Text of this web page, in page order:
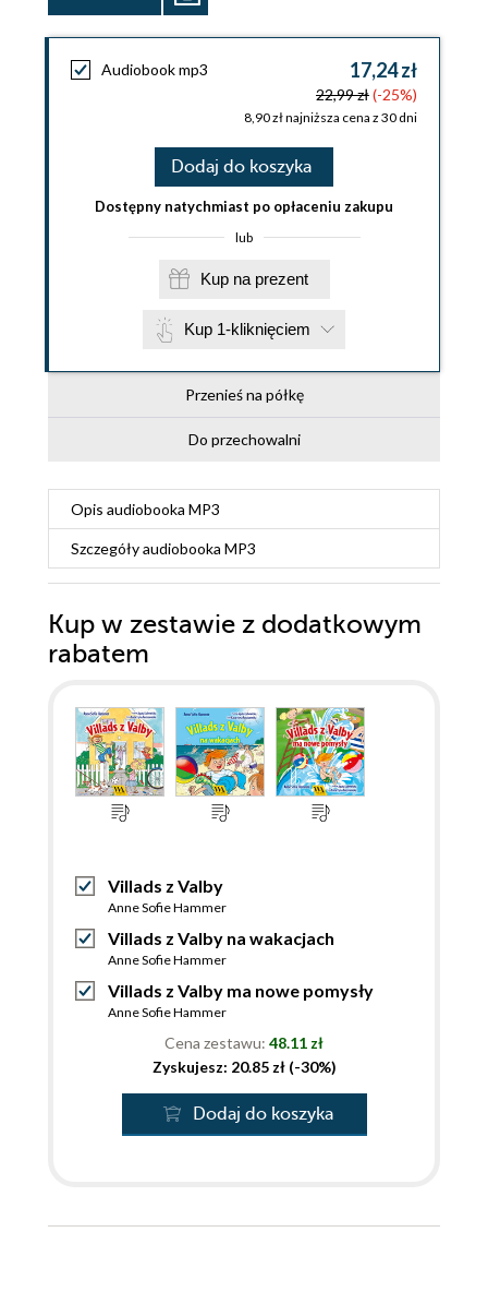
Audiobook mp3 17,24 zł
22,99 zł(-25%)
8,90 zł najniższa cena z 30 dni
Dodaj do koszyka
Dostępny natychmiast po opłaceniu zakupu
lub
Kup na prezent
Kup 1-kliknięciem
Przenieś na półkę
Do przechowalni
Opis audiobooka MP3
Szczegółyaudiobooka MP3
Kup w zestawie z dodatkowym
rabatem
Villads z Valby
Anne Sofie Hammer
Villads z Valby na wakacjach
Anne Sofie Hammer
Villads z Valby ma nowe pomysły
Anne Sofie Hammer
Cena zestawu: 48.11 zł
Zyskujesz: 20.85 zł (-30%)
Dodaj do koszyka